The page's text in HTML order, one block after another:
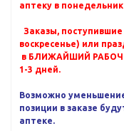
аптеку в
Заказы,
воскресенье) или
в БЛИЖАЙШИЙ
1-3 дней.
Возможно уменьшение
позиции в заказе
аптеке.